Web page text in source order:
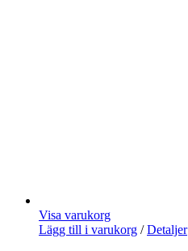
Visa varukorg
Lägg till i varukorg / Detaljer